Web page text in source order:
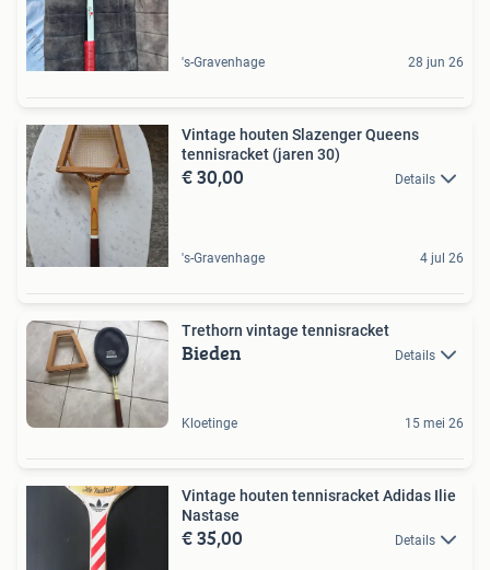
's-Gravenhage 28 jun 26
Vintage houten Slazenger Queens
tennisracket (jaren 30)
€ 30,00 Details
's-Gravenhage 4 jul 26
Trethorn vintage tennisracket
Bieden Details
Kloetinge 15 mei 26
Vintage houten tennisracket Adidas Ilie
Nastase
€ 35,00 Details